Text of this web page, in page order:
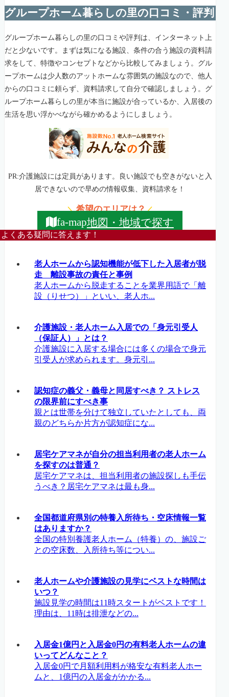
グループホーム暮らしの里の口コミ・評判
グループホーム暮らしの里の口コミや評判は、インターネット上
だと少ないです。まずは気になる施設、条件の合う施設の資料請
求をして、特徴やコンセプトなどから比較してみましょう。グル
ープホームは少人数のアットホームな雰囲気の施設なので、他人
からの口コミに頼らず、資料請求して自分で確認しましょう。グ
ループホーム暮らしの里が本当に施設が合っているか、入居後の
生活を思い浮かべながら確かめるようにしましょう。
PR:介護施設には定員があります。良い施設でも空きがないと入
居できないので早めの情報収集、資料請求を！
＼希望のエリアは？／
fa-map地図・地域で探す
よくある疑問に答えます！
老人ホームから認知機能が低下した入居者が脱
走 離設事故の責任と事例
老人ホームから脱走することを業界用語で「離
設（りせつ）」といい、老人ホ...
介護施設・老人ホーム入居での「身元引受人
（保証人）」とは？
介護施設に入居する場合には多くの場合で身元
引受人が求められます。身元引...
認知症の義父・義母と同居すべき？ ストレス
の限界前にすべき事
親とは世帯を分けて独立していたとしても、両
親のどちらか片方が認知症にな...
居宅ケアマネが自分の担当利用者の老人ホーム
を探すのは普通？
居宅ケアマネは、担当利用者の施設探しも手伝
うべき？居宅ケアマネは最も身...
全国都道府県別の特養入所待ち・空床情報一覧
はありますか？
全国の特別養護老人ホーム（特養）の、施設ご
との空床数、入所待ち等につい...
老人ホームや介護施設の見学にベストな時間は
いつ？
施設見学の時間は11時スタートがベストです！
理由は、11時は排泄などの...
入居金1億円と入居金0円の有料老人ホームの違
いってどんなこと？
入居金0円で月額利用料が格安な有料老人ホー
ムと、1億円の入居金がかかる...